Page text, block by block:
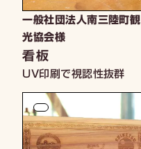
一般社団法人南三陸町観
光協会様
看板
UV印刷で視認性抜群